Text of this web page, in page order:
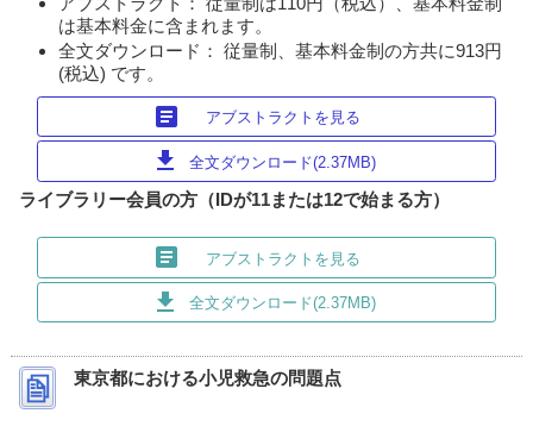
は基本料金に含まれます。
全文ダウンロード： 従量制、基本料金制の方共に913円
(税込) です。
article アブストラクトを見る
download 全文ダウンロード(2.37MB)
ライブラリー会員の方（IDが11または12で始まる方）
article アブストラクトを見る
download 全文ダウンロード(2.37MB)
東京都における小児救急の問題点